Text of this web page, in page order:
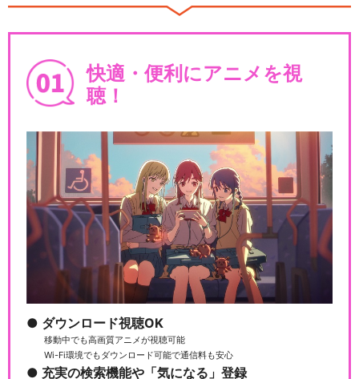
快適・便利にアニメを視
聴！
ダウンロード視聴OK
移動中でも高画質アニメが視聴可能
Wi-Fi環境でもダウンロード可能で通信料も安心
充実の検索機能や「気になる」登録